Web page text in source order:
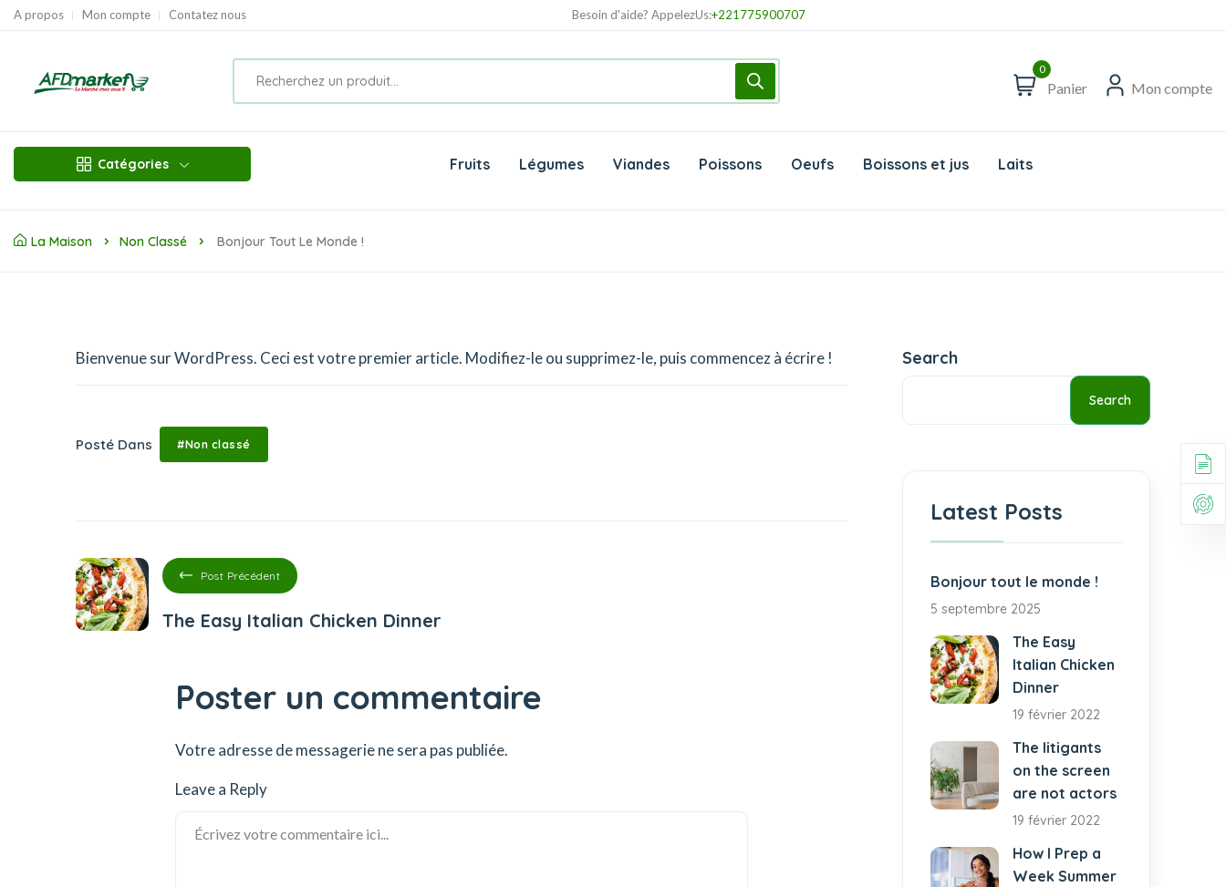
A propos Mon compte Contatez nous Besoin d'aide? AppelezUs:+221775900707
0
Panier Mon compte
Catégories Fruits Légumes Viandes Poissons Oeufs Boissons et jus Laits
La Maison Non Classé Bonjour Tout Le Monde !
Bienvenue sur WordPress. Ceci est votre premier article. Modifiez-le ou supprimez-le, puis commencez à écrire !
Posté Dans #Non classé
Post Précédent
The Easy Italian Chicken Dinner
Poster un commentaire
Votre adresse de messagerie ne sera pas publiée.
Leave a Reply
Search
Search
Latest Posts
Bonjour tout le monde !
5 septembre 2025
The Easy
Italian Chicken
Dinner
19 février 2022
The litigants
on the screen
are not actors
19 février 2022
How I Prep a
Week Summer